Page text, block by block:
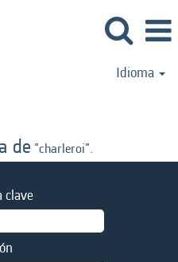
Idioma
de "charleroi".
clave